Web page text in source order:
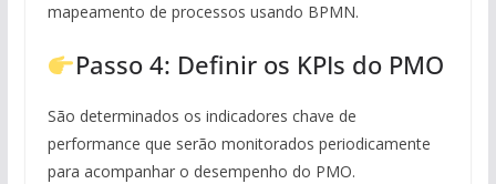
mapeamento de processos usando BPMN.
Passo 4: Definir os KPIs do PMO
São determinados os indicadores chave de
performance que serão monitorados periodicamente
para acompanhar o desempenho do PMO.